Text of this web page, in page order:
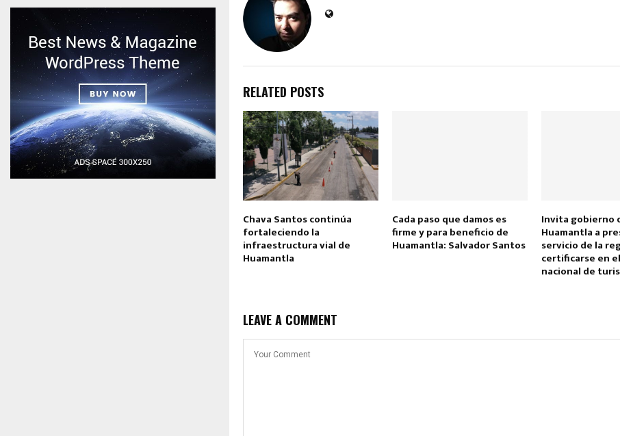
RELATED POSTS
Chava Santos continúa
fortaleciendo la
infraestructura vial de
Huamantla
Cada paso que damos es
firme y para beneficio de
Huamantla: Salvador Santos
Invita gobierno
Huamantla a
servicio de la
certificarse en
nacional de
LEAVE A COMMENT